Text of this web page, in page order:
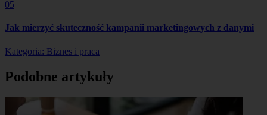
05
Jak mierzyć skuteczność kampanii marketingowych z danymi
Kategoria: Biznes i praca
Podobne artykuły